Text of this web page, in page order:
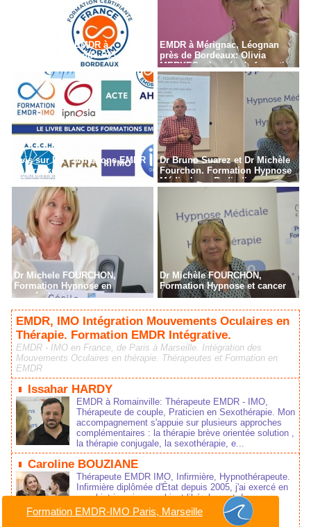
Formation en EMDR à
Bordeaux - Gironde - 33
EMDR à Mérignac, Léognan
près de Bordeaux: Olivia
MERKES, chargée de formation
Avis sur les Formations EMDR
en France
Dr Bruno Suarez et Dr Michèle
Fourchon. Formation Hypnose
Médicale en Radiodiagnostic,
Dr Michele FOURCHON,
Formation Hypnose en
cancérologie
Dr Michèle FOURCHON,
Formation Hypnose et cancer
EMDR, IMO Intégration Mouvements Oculaires en
Thérapie. Formation EMDR Intégrative.
EMDR - IMO en France, de Paris à Marseille. Intégration des
Mouvements Oculaires en thérapie. Thérapeutes et Formation en
EMDR
Issahar HARDY
EMDR à Romainville: Thérapeute EMDR - IMO,
Thérapeute de couple, Praticien en Sexothérapie. Mon
accompagnement s'appuie sur plusieurs approches
complémentaires : la thérapie brève orientée solution ,
la thérapie conjugale, la sexothérapie, e...
Caroline BOUZIANE
Thérapeute EMDR IMO, Infirmière, Hypnothérapeute.
Infirmière diplômée d'État depuis 2005, j'ai exercé en
psychiatrie puis en cabinet libéral avant de me
consacrer pleinement à l'accompagnement
thérapeutique....
Formation EMDR-IMO Paris, Marseille